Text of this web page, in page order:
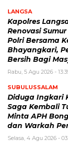
LANGSA
Kapolres
Renovasi
Polri Bersama
Bhayangkari,
Bersih Bagi
Rabu, 5 Agu 2026 -
SUBULUSSALAM
Diduga Ingkari
Saga Kembali
Minta APH
dan Warkah
Selasa, 4 Agu 2026 -